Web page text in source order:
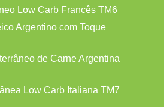
Low Carb Francês TM6
Argentino com Toque
de Carne Argentina
Low Carb Italiana TM7